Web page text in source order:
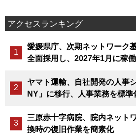
アクセスランキング
愛媛県庁、次期ネットワーク
全面採用し、2027年1月に稼働
ヤマト運輸、自社開発の人事
NY」に移行、人事業務を標準
三原赤十字病院、院内ネット
換時の復旧作業を簡素化